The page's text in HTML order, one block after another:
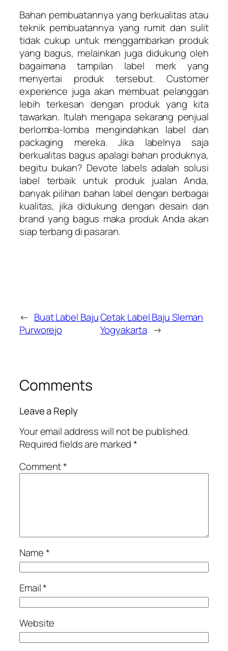
Bahan pembuatannya yang berkualitas atau
teknik pembuatannya yang rumit dan sulit
tidak cukup untuk menggambarkan produk
yang bagus, melainkan juga didukung oleh
bagaimana tampilan label merk yang
menyertai produk tersebut. Customer
experience juga akan membuat pelanggan
lebih terkesan dengan produk yang kita
tawarkan. Itulah mengapa sekarang penjual
berlomba-lomba mengindahkan label dan
packaging mereka. Jika labelnya saja
berkualitas bagus apalagi bahan produknya,
begitu bukan? Devote labels adalah solusi
label terbaik untuk produk jualan Anda,
banyak pilihan bahan label dengan berbagai
kualitas, jika didukung dengan desain dan
brand yang bagus maka produk Anda akan
siap terbang di pasaran.
← Buat Label Baju
Purworejo
Cetak Label Baju Sleman
Yogyakarta →
Comments
Leave a Reply
Your email address will not be published.
Required fields are marked*
Comment*
Name*
Email*
Website